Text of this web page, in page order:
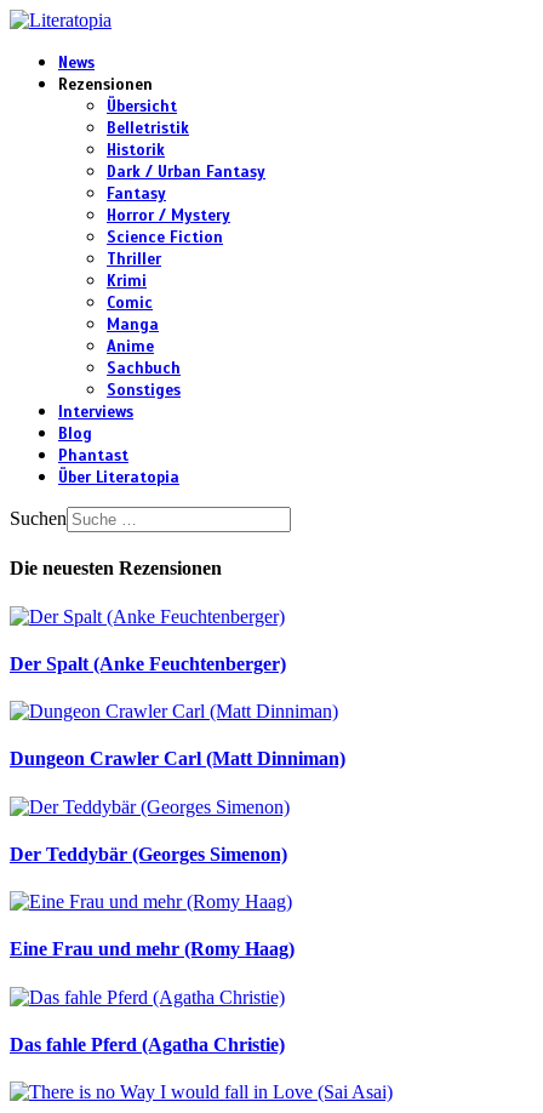
News
Rezensionen
Übersicht
Belletristik
Historik
Dark / Urban Fantasy
Fantasy
Horror / Mystery
Science Fiction
Thriller
Krimi
Comic
Manga
Anime
Sachbuch
Sonstiges
Interviews
Blog
Phantast
Über Literatopia
Suchen
Die neuesten Rezensionen
Der Spalt (Anke Feuchtenberger)
Dungeon Crawler Carl (Matt Dinniman)
Der Teddybär (Georges Simenon)
Eine Frau und mehr (Romy Haag)
Das fahle Pferd (Agatha Christie)